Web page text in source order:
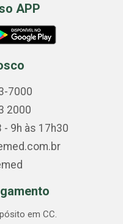
APP
7000
2000
9h às 17h30
em CC.